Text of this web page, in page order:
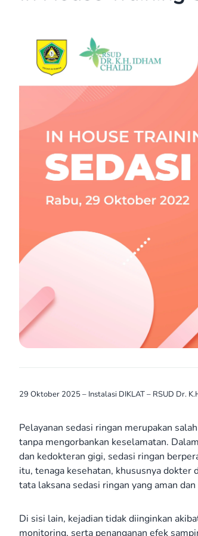
29 Oktober 2025 – Instalasi DIKLAT – RSUD Dr.
Pelayanan sedasi ringan merupakan
tanpa mengorbankan keselamatan.
dan kedokteran gigi, sedasi ringan
itu, tenaga kesehatan, khususnya
tata laksana sedasi ringan yang aman
Di sisi lain, kejadian tidak diinginkan
monitoring, serta penanganan efek